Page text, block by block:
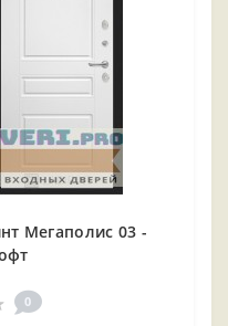
Мегаполис 03 -
0